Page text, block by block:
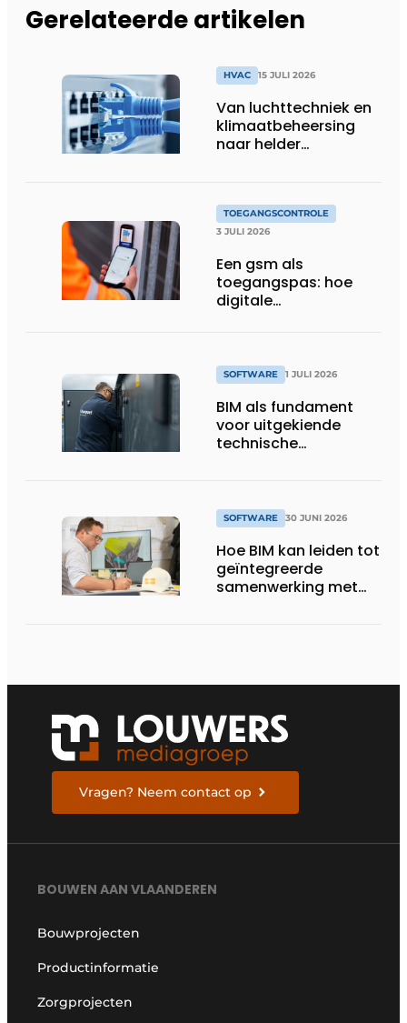
Gerelateerde artikelen
HVAC 15 JULI 2026
Van luchttechniek en
klimaatbeheersing
naar helder
TOEGANGSCONTROLE
3 JULI 2026
Een gsm als
toegangspas: hoe
digitale
SOFTWARE 1 JULI 2026
BIM als fundament
voor uitgekiende
technische
SOFTWARE 30 JUNI 2026
Hoe BIM kan leiden tot
geïntegreerde
samenwerking met
Vragen? Neem contact op
BOUWEN AAN VLAANDEREN
Bouwprojecten
Productinformatie
Zorgprojecten